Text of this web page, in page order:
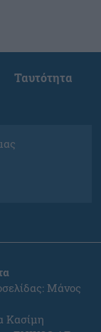
Ταυτότητα
Μάνος
Κασίμη